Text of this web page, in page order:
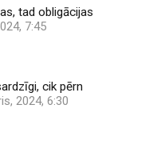
tad obligācijas
7:45
cik pērn
2024, 6:30